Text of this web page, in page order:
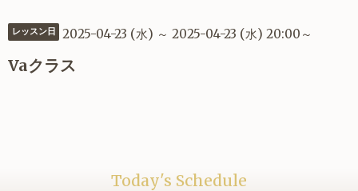
レッスン日 2025-04-23 (水) ～ 2025-04-23 (水) 20:00～
Vaクラス
Today's Schedule